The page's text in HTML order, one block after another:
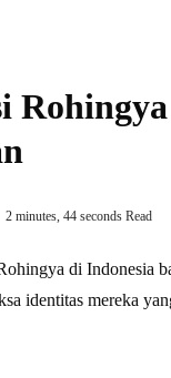
2 minutes, 44 seconds Read
di Indonesia
identitas mereka